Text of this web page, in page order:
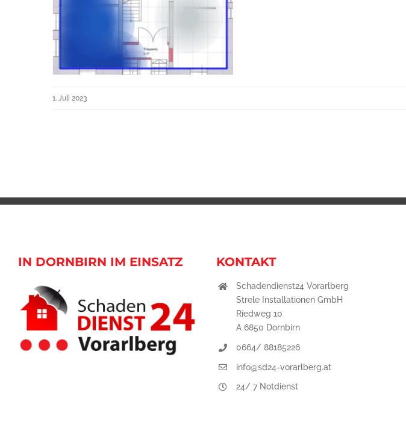
1. Juli 2023
IN DORNBIRN IM EINSATZ KONTAKT
Schadendienst24 Vorarlberg
Strele Installationen GmbH
Riedweg 10
A 6850 Dornbirn
0664/ 88185226
info@sd24-vorarlberg.at
24/ 7 Notdienst